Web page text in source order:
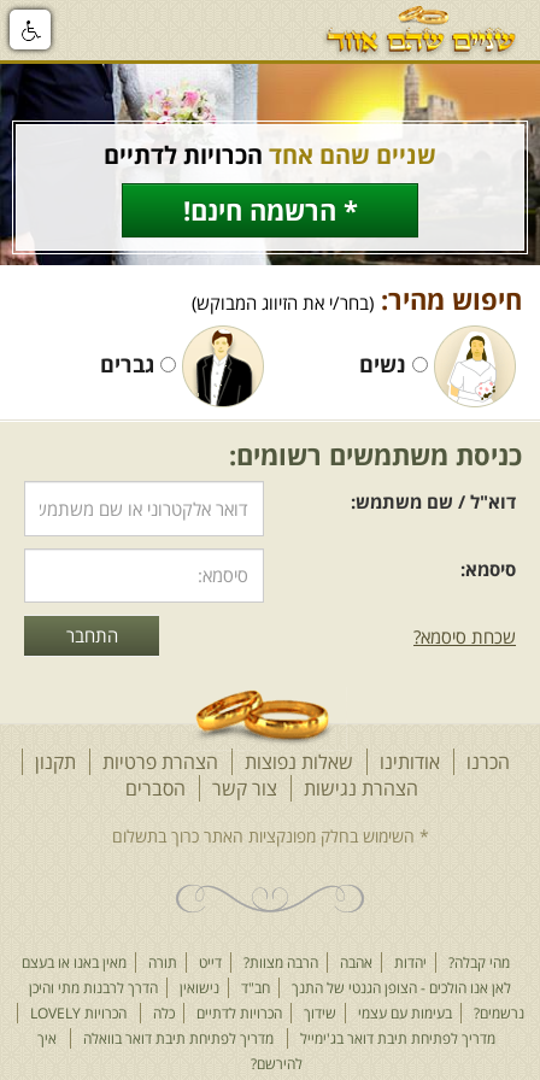
שניים שהם אחד הכרויות לדתיים
* הרשמה חינם!
חיפוש מהיר: (בחר/י את הזיווג המבוקש)
נשים גברים
כניסת משתמשים רשומים:
דוא"ל / שם משתמש:
סיסמא:
שכחת סיסמא?
הכרנו אודותינו שאלות נפוצות הצהרת פרטיות
תקנון
הצהרת נגישות
צור קשר הסברים
מהי קבלה? יהדות אהבה הרבה מצוות? דייט תורה
מאין באנו או בעצם
לאן אנו הולכים - הצופן הגנטי של התנך
חב"ד נישואין
הדרך לרבנות מתי והיכן
נרשמים?
בעימות עם עצמי שידוך הכרויות לדתיים כלה
הכרויות LOVELY
מדריך לפתיחת תיבת דואר בג'ימייל
מדריך לפתיחת תיבת דואר בוואלה
איך
להירשם?